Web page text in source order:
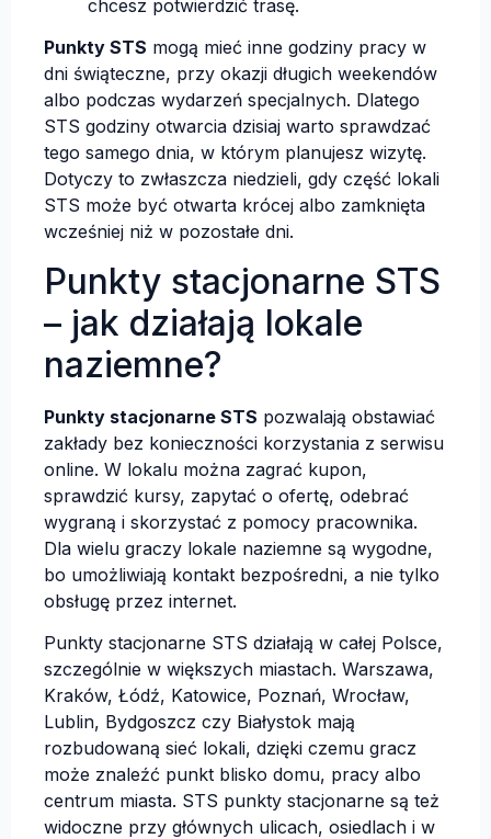
chcesz potwierdzić trasę.
Punkty STS mogą mieć inne godziny pracy w
dni świąteczne, przy okazji długich weekendów
albo podczas wydarzeń specjalnych. Dlatego
STS godziny otwarcia dzisiaj warto sprawdzać
tego samego dnia, w którym planujesz wizytę.
Dotyczy to zwłaszcza niedzieli, gdy część lokali
STS może być otwarta krócej albo zamknięta
wcześniej niż w pozostałe dni.
Punkty stacjonarne STS
– jak działają lokale
naziemne?
Punkty stacjonarne STS pozwalają obstawiać
zakłady bez konieczności korzystania z serwisu
online. W lokalu można zagrać kupon,
sprawdzić kursy, zapytać o ofertę, odebrać
wygraną i skorzystać z pomocy pracownika.
Dla wielu graczy lokale naziemne są wygodne,
bo umożliwiają kontakt bezpośredni, a nie tylko
obsługę przez internet.
Punkty stacjonarne STS działają w całej Polsce,
szczególnie w większych miastach. Warszawa,
Kraków, Łódź, Katowice, Poznań, Wrocław,
Lublin, Bydgoszcz czy Białystok mają
rozbudowaną sieć lokali, dzięki czemu gracz
może znaleźć punkt blisko domu, pracy albo
centrum miasta. STS punkty stacjonarne są też
widoczne przy głównych ulicach, osiedlach i w